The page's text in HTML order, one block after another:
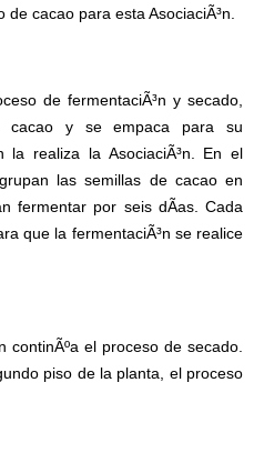
cacao para esta AsociaciÃ³n.
de fermentaciÃ³n y secado,
cacao y se empaca para su
la realiza la AsociaciÃ³n. En el
las semillas de cacao en
fermentar por seis dÃ­as. Cada
que la fermentaciÃ³n se realice
continÃºa el proceso de secado.
piso de la planta, el proceso